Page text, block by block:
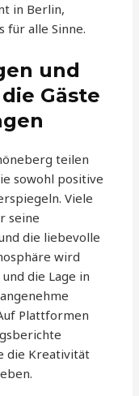
in Berlin,
für alle Sinne.
und
Gäste
teilen
sowohl positive
Viele
seine
die liebevolle
wird
die Lage in
Plattformen
die Kreativität